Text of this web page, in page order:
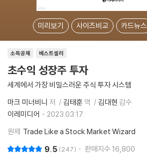
미리보기 사이즈비교 카드뉴스
소득공제 베스트셀러
초수익 성장주 투자
세계에서 가장 비밀스러운 주식 투자 시스템
마크 미너비니 저 김태훈 역 김대현 감수
이레미디어
2023.03.17.
원제 Trade Like a Stock Market Wizard
9.5 247 판매지수 16,800